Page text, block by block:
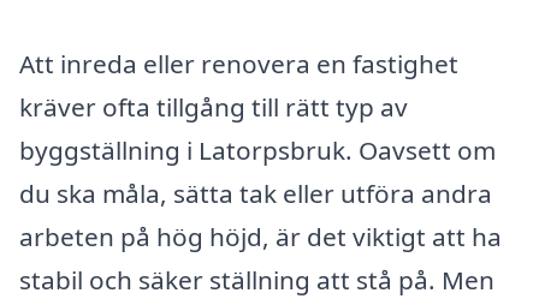
Att inreda eller renovera en fastighet
kräver ofta tillgång till rätt typ av
byggställning i Latorpsbruk. Oavsett om
du ska måla, sätta tak eller utföra andra
arbeten på hög höjd, är det viktigt att ha
stabil och säker ställning att stå på. Men